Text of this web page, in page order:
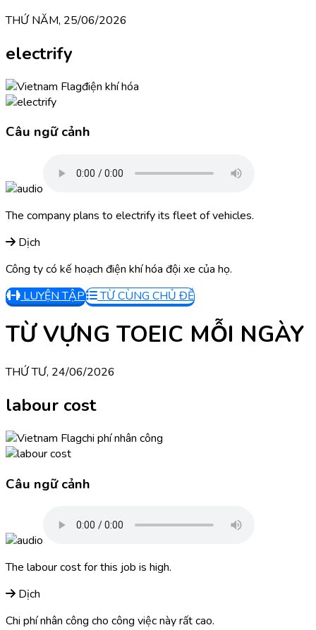
THỨ NĂM, 25/06/2026
electrify
điện khí hóa
Câu ngữ cảnh
The company plans to electrify its fleet of vehicles.
Dịch
Công ty có kế hoạch điện khí hóa đội xe của họ.
LUYỆN TẬP
TỪ CÙNG CHỦ ĐỀ
TỪ VỰNG TOEIC MỖI NGÀY
THỨ TƯ, 24/06/2026
labour cost
chi phí nhân công
Câu ngữ cảnh
The labour cost for this job is high.
Dịch
Chi phí nhân công cho công việc này rất cao.